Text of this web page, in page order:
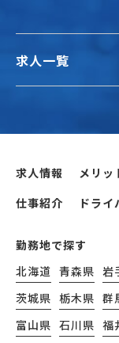
求人一覧
求人情報 メリッ
仕事紹介
ドライ
勤務地で探す
北海道 青森県 岩
茨城県 栃木県 群
富山県 石川県 福